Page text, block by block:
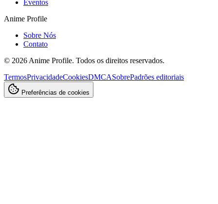
Eventos
Anime Profile
Sobre Nós
Contato
© 2026 Anime Profile. Todos os direitos reservados.
TermosPrivacidadeCookiesDMCASobrePadrões editoriais
Preferências de cookies